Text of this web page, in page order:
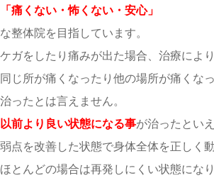
「痛くない・怖くない・安心」
な整体院を目指しています。
ケガをしたり痛みが出た場合、治療によ
同じ所が痛くなったり他の場所が痛くな
治ったとは言えません。
以前より良い状態になる事が治ったとい
弱点を改善した状態で身体全体を正しく
ほとんどの場合は再発しにくい状態になり